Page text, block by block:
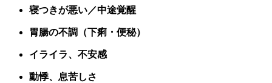
寝つきが悪い／中途覚醒
胃腸の不調（下痢・便秘）
イライラ、不安感
動悸、息苦しさ